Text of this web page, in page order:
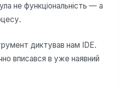
не функціональність — а
диктував нам IDE.
вписався в уже наявний